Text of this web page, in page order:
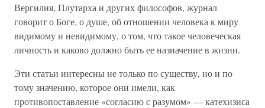
Вергилия, Плутарха и других философов, журнал
говорит о Боге, о душе, об отношении человека к миру
видимому и невидимому, о том, что такое человеческая
личность и каково должно быть ее назначение в жизни.
Эти статьи интересны не только по существу, но и по
тому значению, которое они имели, как
противопоставление «согласию с разумом» — катехизиса